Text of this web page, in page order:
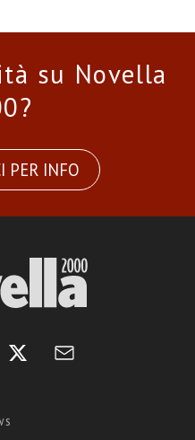
su Novella
PER INFO